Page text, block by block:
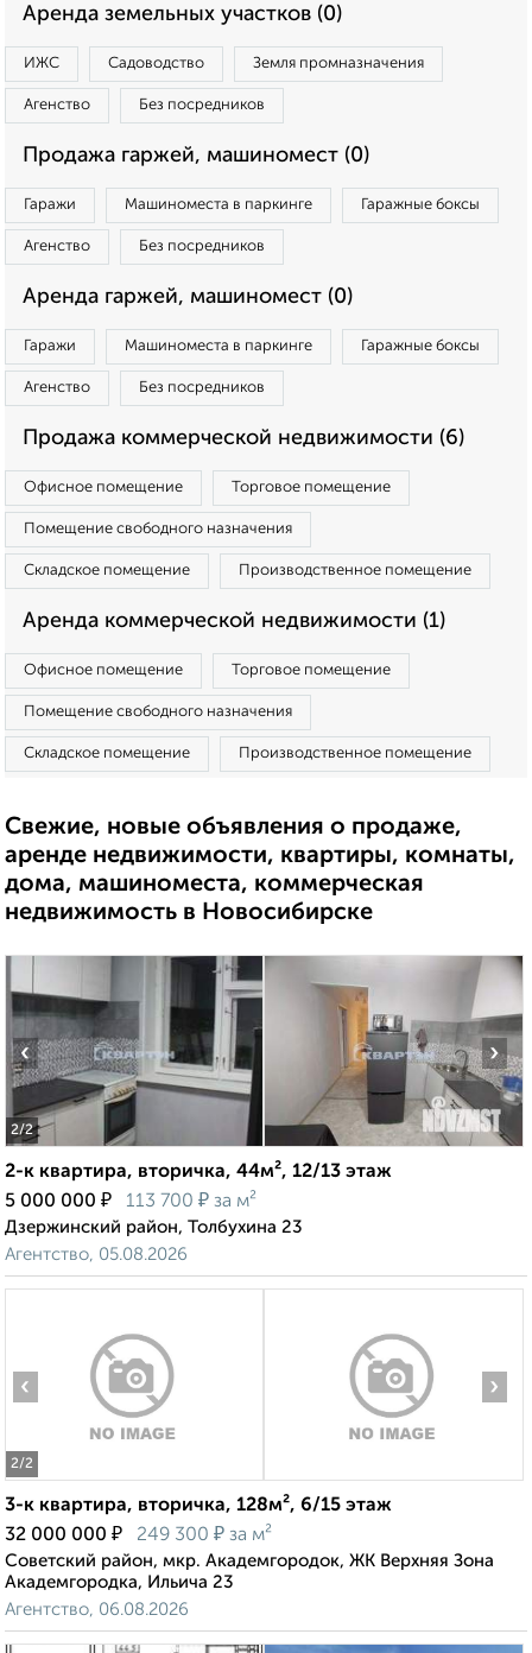
Аренда земельных участков (0)
ИЖС Садоводство Земля промназначения
Агенство Без посредников
Продажа гаржей, машиномест (0)
Гаражи Машиноместа в паркинге Гаражные боксы
Агенство Без посредников
Аренда гаржей, машиномест (0)
Гаражи Машиноместа в паркинге Гаражные боксы
Агенство Без посредников
Продажа коммерческой недвижимости (6)
Офисное помещение Торговое помещение
Помещение свободного назначения
Складское помещение Производственное помещение
Аренда коммерческой недвижимости (1)
Офисное помещение Торговое помещение
Помещение свободного назначения
Складское помещение Производственное помещение
Свежие, новые объявления о продаже,
аренде недвижимости, квартиры, комнаты,
дома, машиноместа, коммерческая
недвижимость в Новосибирске
2/2
‹ ›
2-к квартира, вторичка, 44м², 12/13 этаж
5 000 000 ₽ 113 700 ₽ за м²
Дзержинский район, Толбухина 23
Агентство, 05.08.2026
2/2
‹ ›
3-к квартира, вторичка, 128м², 6/15 этаж
32 000 000 ₽ 249 300 ₽ за м²
Советский район, мкр. Академгородок, ЖК Верхняя Зона
Академгородка, Ильича 23
Агентство, 06.08.2026